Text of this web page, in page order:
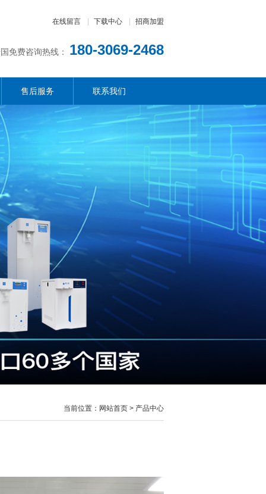
在线留言 下载中心 招商加盟
免费咨询热线： 180-3069-2468
售后服务 联系我们
当前位置：网站首页 > 产品中心